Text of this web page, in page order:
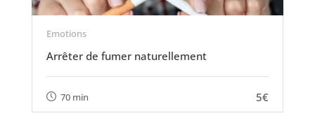
Emotions
Arrêter de fumer naturellement
70 min 5€